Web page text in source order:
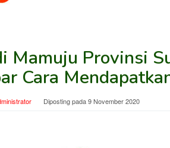
Mamuju Provinsi
Cara
Diposting pada9 November 2020